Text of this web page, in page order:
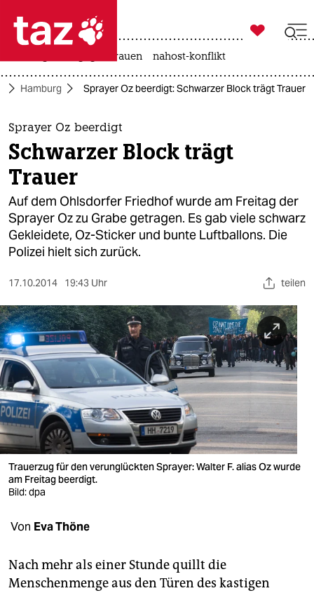
 taz zahl ich
taz zahl ich
themen
politik
öko
gesellschaft
kultur
sport
berlin
nord
wahrheit
verlag
verlag
veranstaltungen
shop
fragen & hilfe
abo

taz zahl ich
gewalt gegen frauen nahost-konflikt
Hamburg Sprayer Oz beerdigt: Schwarzer Block trägt Trauer
Sprayer Oz beerdigt
Schwarzer Block trägt
Trauer
Auf dem Ohlsdorfer Friedhof wurde am Freitag der
Sprayer Oz zu Grabe getragen. Es gab viele schwarz
Gekleidete, Oz-Sticker und bunte Luftballons. Die
Polizei hielt sich zurück.
17.10.2014 19:43 Uhr teilen
Trauerzug für den verunglückten Sprayer: Walter F. alias Oz wurde
am Freitag beerdigt.
Bild: dpa
Von Eva Thöne
Nach mehr als einer Stunde quillt die
Menschenmenge aus den Türen des kastigen